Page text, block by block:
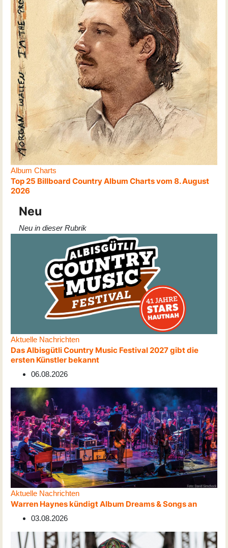
Album Charts
Top 25 Billboard Country Album Charts vom 8. August
2026
Neu
Neu in dieser Rubrik
Aktuelle Nachrichten
Das Albisgütli Country Music Festival 2027 gibt die
ersten Künstler bekannt
06.08.2026
Aktuelle Nachrichten
Warren Haynes kündigt Album Dreams & Songs an
03.08.2026